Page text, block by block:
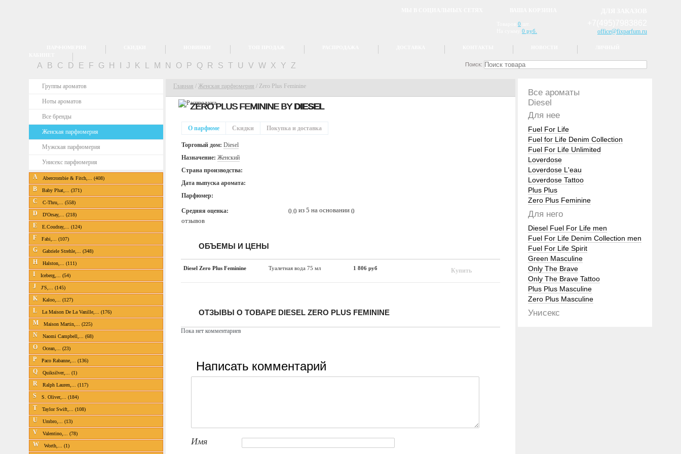
office@fixparfum.ru
0
0 руб.
A B C D E F G H J K M N O P Q R S T U V W X Y Z Поиск:
Группы ароматов
Ноты ароматов
Все бренды
Женская парфюмерия
Мужская парфюмерия
Унисекс парфюмерия
A Abercrombie & Fitch,... (408)
B Baby Phat,... (371)
C C-Thru,... (558)
D D'Orsay,... (218)
E E.Coudray,... (124)
F Fabi,... (107)
G Gabriele Strehle,... (348)
H Halston,... (111)
I Iceberg,... (54)
J J'S,... (145)
K Kaloo,... (127)
L La Maison De La Vanille,... (176)
M Maison Martin,... (225)
N Naomi Campbell,... (68)
O Ocean,... (23)
P Paco Rabanne,... (136)
Q Quiksilver,... (1)
R Ralph Lauren,... (117)
S S. Oliver,... (184)
T Taylor Swift,... (108)
U Umbro,... (13)
V Valentino,... (78)
W Worth,... (1)
Главная / Женская парфюмерия / Zero Plus Feminine
ZERO PLUS FEMININE BYDIESEL
О парфюме
Торговый дом: Diesel
Назначение: Женский
Страна производства:
Дата выпуска аромата:
Парфюмер:
Средняя оценка: 0.0 из 5 на основании 0
отзывов
Скидки Покупка и доставка
ОБЪЕМЫ И ЦЕНЫ
Diesel Zero Plus Feminine Туалетная вода 75 мл 1 806 руб
ОТЗЫВЫ О ТОВАРЕ DIESEL ZERO PLUS FEMININE
Пока нет комментариев
Написать комментарий
Имя
Все ароматы
Diesel
Для нее
Fuel For Life
Fuel for Life Denim Collection
Fuel For Life Unlimited
Loverdose
Loverdose L'eau
Loverdose Tattoo
Plus Plus
Zero Plus Feminine
Для него
Diesel Fuel For Life men
Fuel For Life Denim Collection men
Fuel For Life Spirit
Green Masculine
Only The Brave
Only The Brave Tattoo
Plus Plus Masculine
Zero Plus Masculine
Унисекс